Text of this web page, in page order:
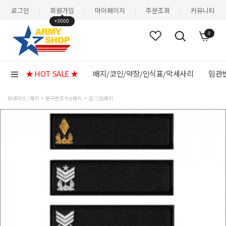
로그인 회원가입
+3000
마이페이지 주문조회 커뮤니티
0
★ HOT SALE ★ 배지/코인/약장/인식표/악세사리 임관
부대마크 / 패치 문구변경가능패치 글/그림패치